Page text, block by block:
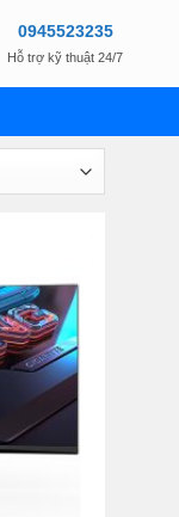
0945523235
Hỗ trợ kỹ thuật 24/7